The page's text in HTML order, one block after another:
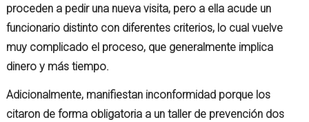
proceden a pedir una nueva visita, pero a ella acude un
funcionario distinto con diferentes criterios, lo cual vuelve
muy complicado el proceso, que generalmente implica
dinero y más tiempo.
Adicionalmente, manifiestan inconformidad porque los
citaron de forma obligatoria a un taller de prevención dos